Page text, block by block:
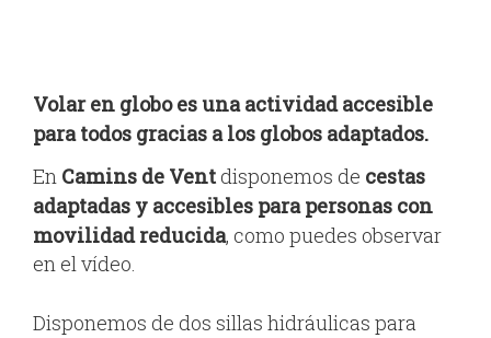
Volar en globo es una actividad accesible
para todos gracias a los globos adaptados.
En Camins de Vent disponemos de cestas
adaptadas y accesibles para personas con
movilidad reducida, como puedes observar
en el vídeo.
Disponemos de dos sillas hidráulicas para